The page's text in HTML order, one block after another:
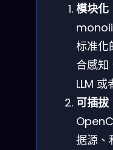
模块化
标准化
合感知
LLM
可插拔
据源、